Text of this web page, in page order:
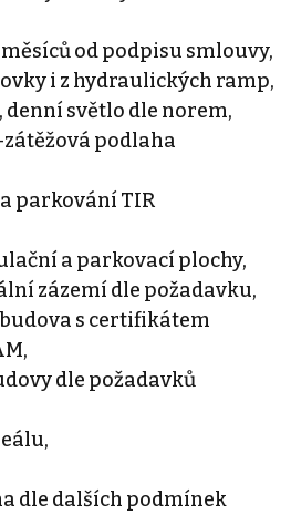
měsíců od podpisu smlouvy,
i z hydraulických ramp,
denní světlo dle norem,
podlaha
parkování TIR
a parkovací plochy,
zázemí dle požadavku,
s certifikátem
dle požadavků
dle dalších podmínek